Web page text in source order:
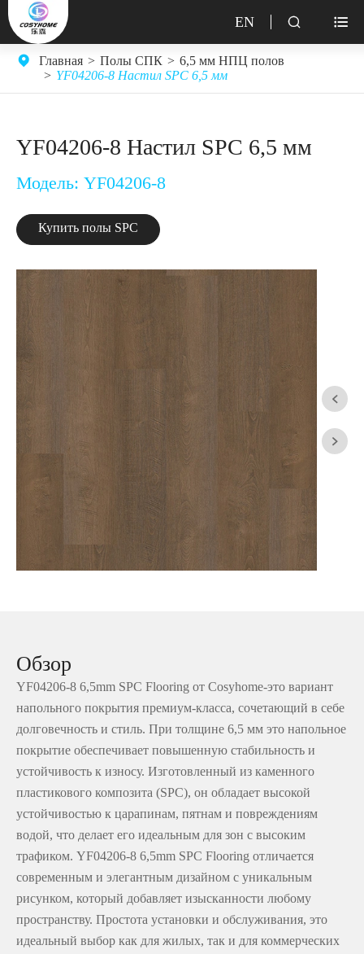
EN  
Главная Полы СПК
6,5 мм НПЦ полов
YF04206-8 Настил SPC 6,5 мм
YF04206-8 Настил SPC 6,5 мм
Модель: YF04206-8
Купить полы SPC


Обзор
YF04206-8 6,5mm SPC Flooring от Cosyhome-это вариант
напольного покрытия премиум-класса, сочетающий в себе
долговечность и стиль. При толщине 6,5 мм это напольное
покрытие обеспечивает повышенную стабильность и
устойчивость к износу. Изготовленный из каменного
пластикового композита (SPC), он обладает высокой
устойчивостью к царапинам, пятнам и повреждениям
водой, что делает его идеальным для зон с высоким
трафиком. YF04206-8 6,5mm SPC Flooring отличается
современным и элегантным дизайном с уникальным
рисунком, который добавляет изысканности любому
пространству. Простота установки и обслуживания, это
идеальный выбор как для жилых, так и для коммерческих